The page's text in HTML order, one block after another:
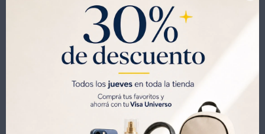
Visa Universo
que viene con
30% OFF todos los jueves.
SOLO CON LA CÉDULA , GRATIS POR 1 AÑO .
  
Métodos y costos de envíos